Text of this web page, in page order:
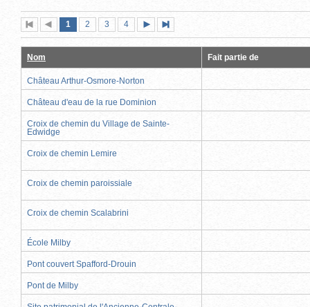
Première
page
Page
précédente
Page
1 (page
actuelle)
Page
2 Page
3 Page
4
suivante
page
Nom Fait partie de
Château Arthur-Osmore-Norton
Château d'eau de la rue Dominion
Croix de chemin du Village de Sainte-
Edwidge
Croix de chemin Lemire
Croix de chemin paroissiale
Croix de chemin Scalabrini
École Milby
Pont couvert Spafford-Drouin
Pont de Milby